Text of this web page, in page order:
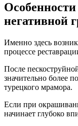
негативной
Именно здесь
процессе
После
значительно более
турецкого мрамора.
Если при
начинает глубоко